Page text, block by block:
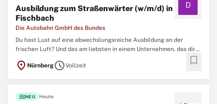
Ausbildung zum Straßenwärter (w/m/d) in
Fischbach
Die Autobahn GmbH des Bundes
D
Du hast Lust auf eine abwechslungsreiche Ausbildung an der
frischen Luft? Und das am liebsten in einem Unternehmen, das dir
jede Menge Benefits rund um eine gute Ausbildung bietet? Dann
werde Teil unseres Teams und trage dazu bei, das 4. längste
location_on NürnbergscheduleVollzeit bookmark
fiber_newNEU Heute